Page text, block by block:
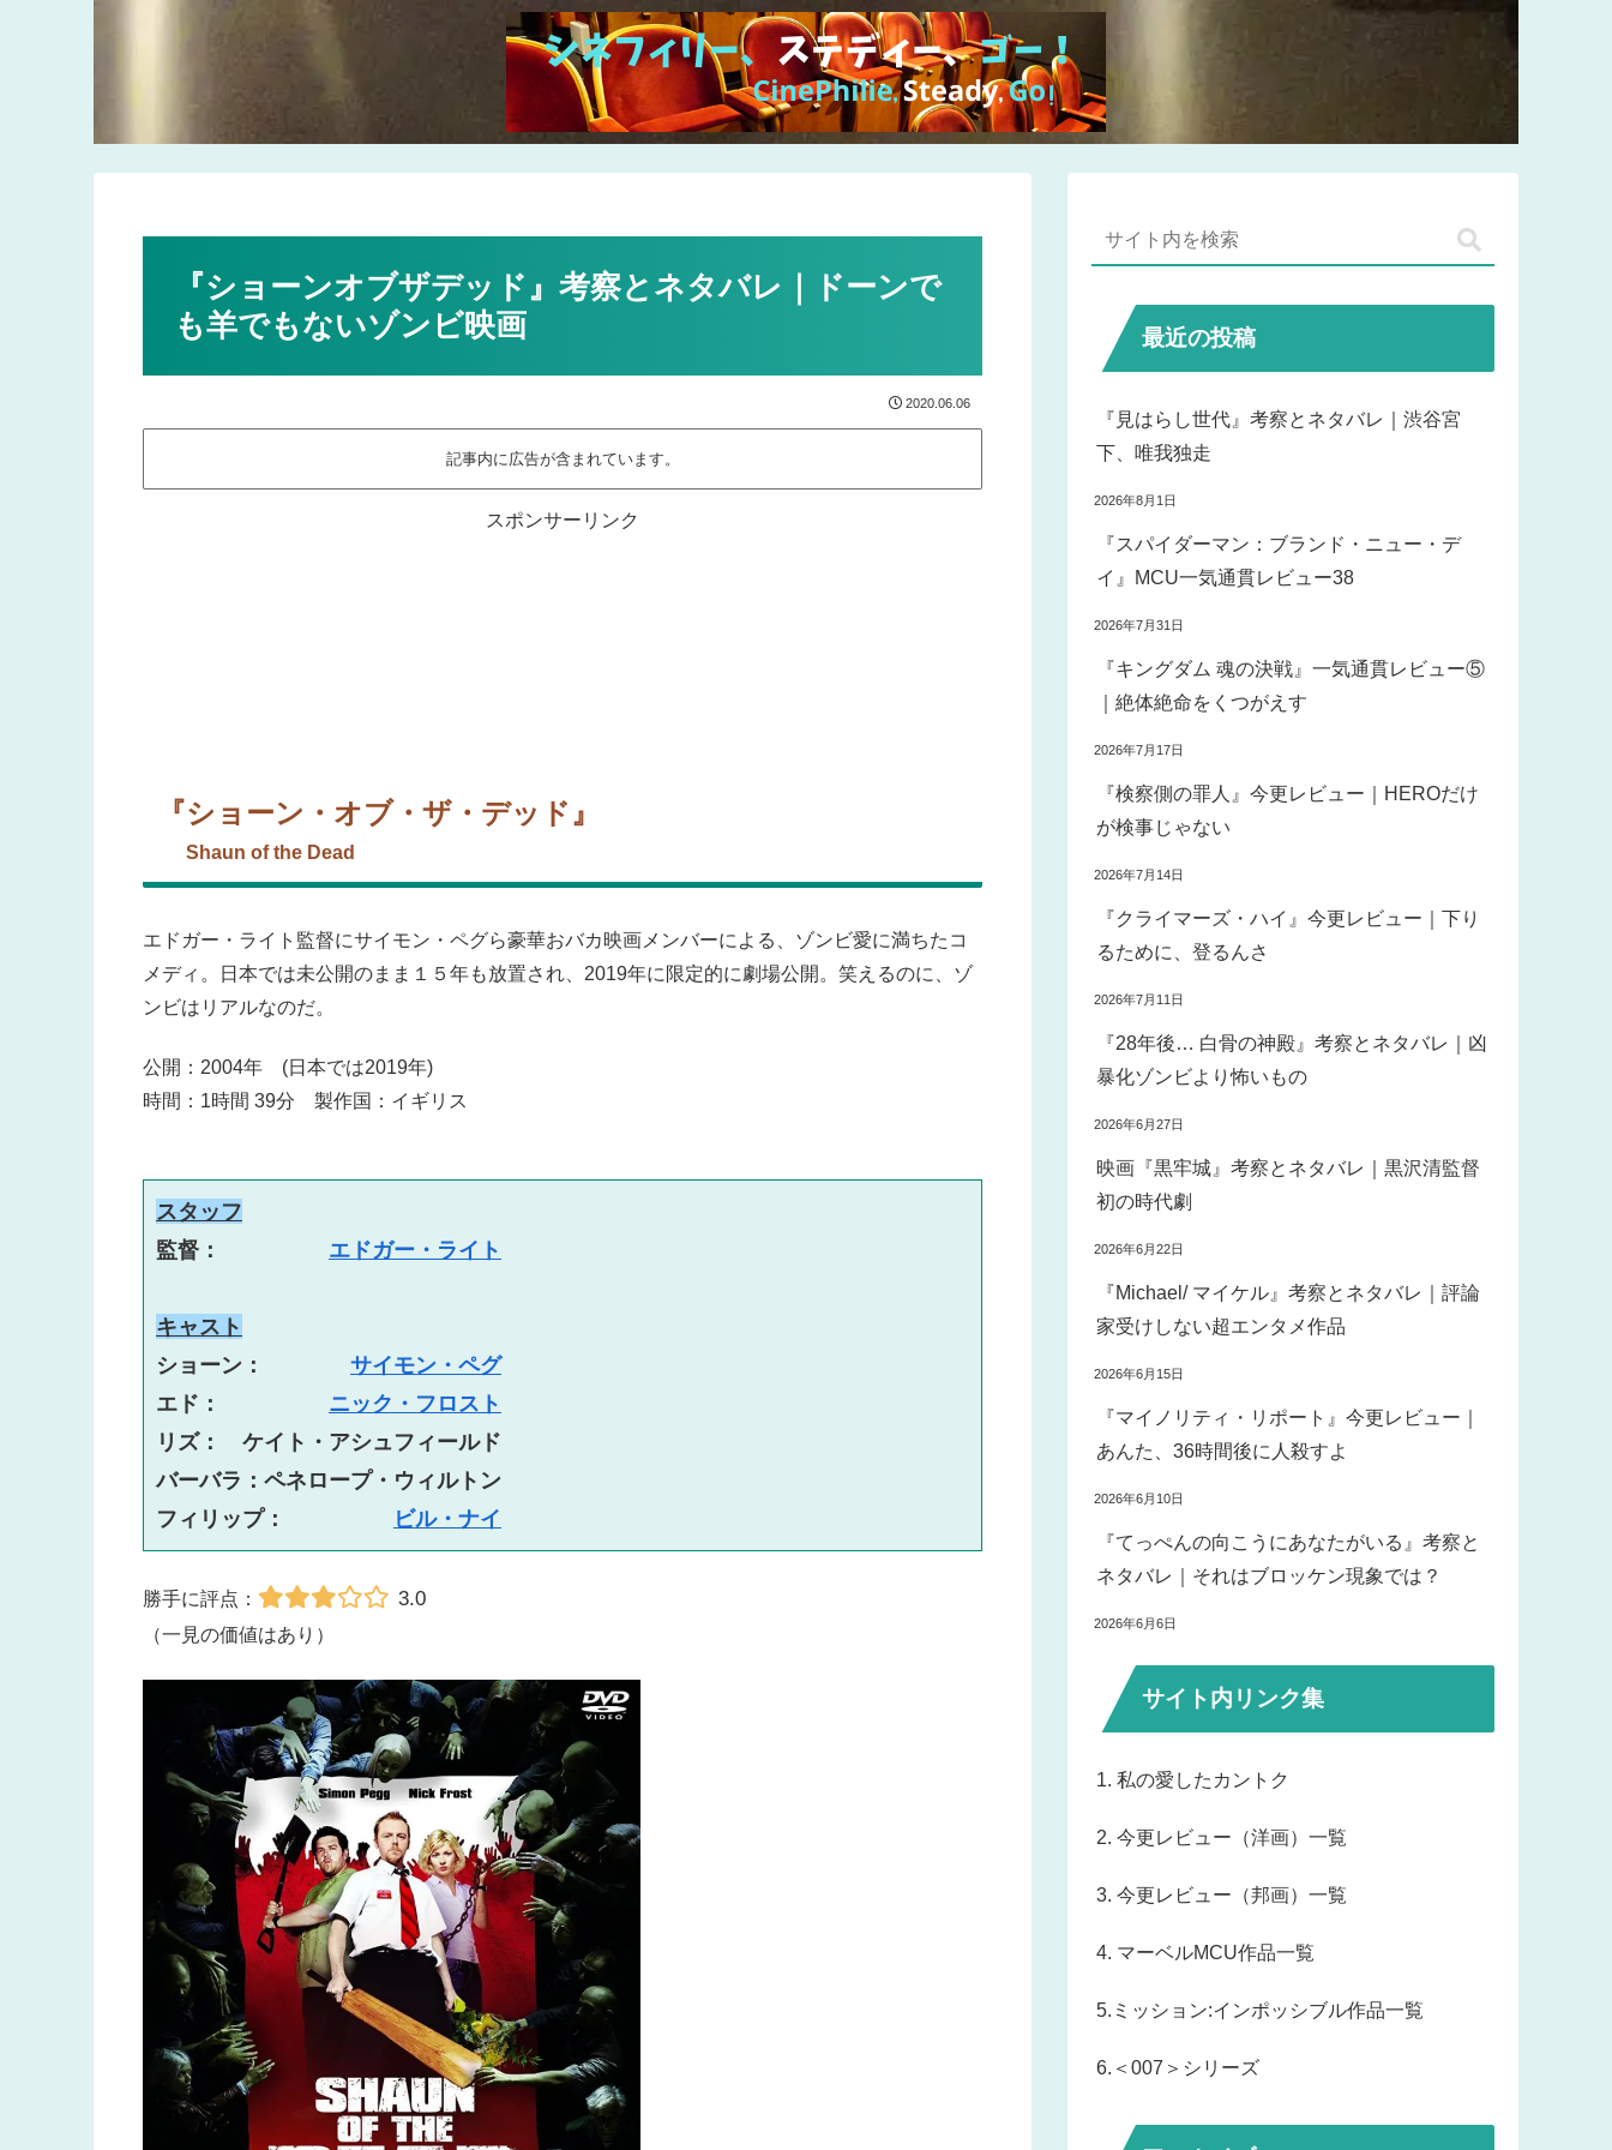
『ショーンオブザデッド』考察とネタバレ｜ドーンで
も羊でもないゾンビ映画
2020.06.06
記事内に広告が含まれています。
スポンサーリンク
『ショーン・オブ・ザ・デッド』
Shaun of the Dead
エドガー・ライト監督にサイモン・ペグら豪華おバカ映画メンバーによる、ゾンビ愛に満ちたコ
メディ。日本では未公開のまま１５年も放置され、2019年に限定的に劇場公開。笑えるのに、ゾ
ンビはリアルなのだ。
公開：2004年 (日本では2019年)
時間：1時間 39分 製作国：イギリス
スタッフ
監督： エドガー・ライト
キャスト
ショーン： サイモン・ペグ
エド： ニック・フロスト
リズ：　ケイト・アシュフィールド
バーバラ：ペネロープ・ウィルトン
フィリップ：
ビル・ナイ
勝手に評点： 3.0
（一見の価値はあり）
最近の投稿
『見はらし世代』考察とネタバレ｜渋谷宮
下、唯我独走
2026年8月1日
『スパイダーマン：ブランド・ニュー・デ
イ』MCU一気通貫レビュー38
2026年7月31日
『キングダム 魂の決戦』一気通貫レビュー⑤
｜絶体絶命をくつがえす
2026年7月17日
『検察側の罪人』今更レビュー｜HEROだけ
が検事じゃない
2026年7月14日
『クライマーズ・ハイ』今更レビュー｜下り
るために、登るんさ
2026年7月11日
『28年後… 白骨の神殿』考察とネタバレ｜凶
暴化ゾンビより怖いもの
2026年6月27日
映画『黒牢城』考察とネタバレ｜黒沢清監督
初の時代劇
2026年6月22日
『Michael/ マイケル』考察とネタバレ｜評論
家受けしない超エンタメ作品
2026年6月15日
『マイノリティ・リポート』今更レビュー｜
あんた、36時間後に人殺すよ
2026年6月10日
『てっぺんの向こうにあなたがいる』考察と
ネタバレ｜それはブロッケン現象では？
2026年6月6日
サイト内リンク集
1. 私の愛したカントク
2. 今更レビュー（洋画）一覧
3. 今更レビュー（邦画）一覧
4. マーベルMCU作品一覧
5.ミッション:インポッシブル作品一覧
6.＜007＞シリーズ